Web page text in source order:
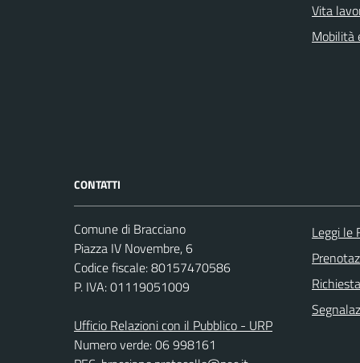
Vita
Mobilità
CONTATTI
Comune di Bracciano
Piazza IV Novembre, 6
Codice fiscale: 80157470586
P. IVA: 01119051009
Ufficio Relazioni con il Pubblico - URP
Numero verde: 06 998161
Leggi le